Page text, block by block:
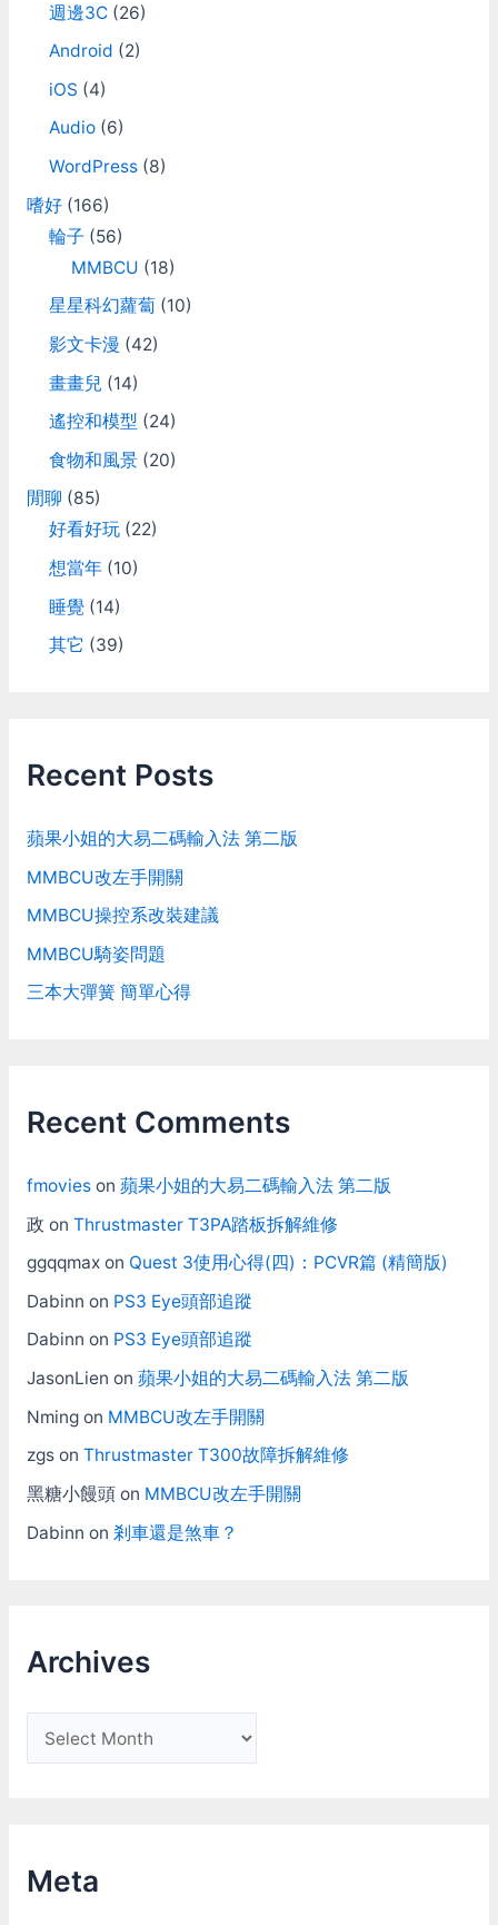
週邊3C(26)
Android (2)
iOS (4)
Audio(6)
WordPress(8)
嗜好(166)
輪子 (56)
MMBCU (18)
星星科幻蘿蔔(10)
影文卡漫 (42)
畫畫兒 (14)
遙控和模型 (24)
食物和風景(20)
閒聊 (85)
好看好玩(22)
想當年(10)
睡覺(14)
其它 (39)
Recent Posts
蘋果小姐的大易二碼輸入法 第二版
MMBCU改左手開關
MMBCU操控系改裝建議
MMBCU騎姿問題
三本大彈簧 簡單心得
Recent Comments
fmovieson 蘋果小姐的大易二碼輸入法 第二版
政 on Thrustmaster T3PA踏板拆解維修
ggqqmaxon Quest 3使用心得(四)：PCVR篇 (精簡版)
Dabinn on PS3 Eye頭部追蹤
Dabinn on PS3 Eye頭部追蹤
JasonLien on 蘋果小姐的大易二碼輸入法 第二版
Nmingon MMBCU改左手開關
zgson Thrustmaster T300故障拆解維修
黑糖小饅頭on MMBCU改左手開關
Dabinn on 剎車還是煞車？
Archives
r
iMeta